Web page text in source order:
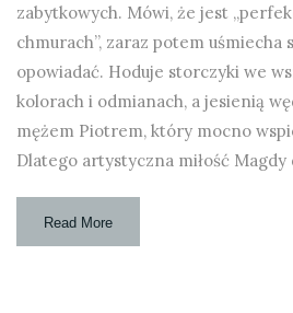
zabytkowych. Mówi, że jest
chmurach”, zaraz potem uśmiecha
opowiadać. Hoduje storczyki we
kolorach i odmianach, a jesienią
mężem Piotrem, który mocno
Dlatego artystyczna miłość
Read More